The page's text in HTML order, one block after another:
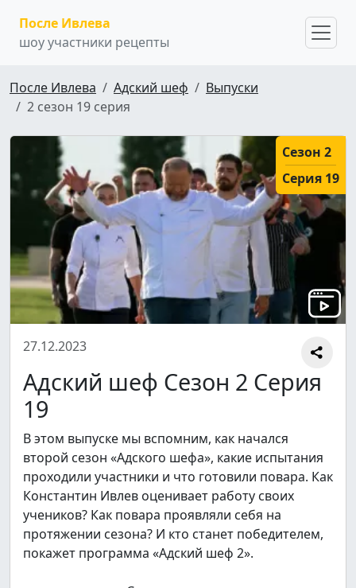
После Ивлева
шоу участники рецепты
После Ивлева Адский шеф
Выпуски
2 сезон 19 серия
Сезон 2
Серия 19
27.12.2023
Адский шеф Сезон 2 Серия
19
В этом выпуске мы вспомним, как начался
второй сезон «Адского шефа», какие испытания
проходили участники и что готовили повара. Как
Константин Ивлев оценивает работу своих
учеников? Как повара проявляли себя на
протяжении сезона? И кто станет победителем,
покажет программа «Адский шеф 2».